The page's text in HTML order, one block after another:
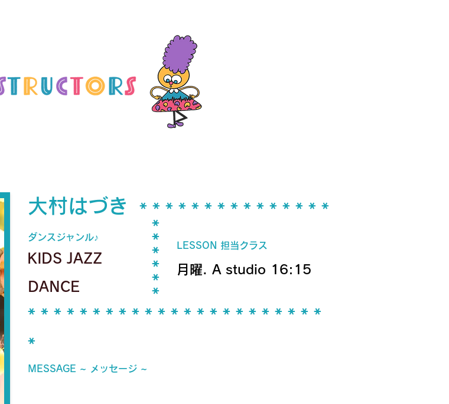
大村はづき
月曜. A studio 16:15
* * * * * * * * * * * * * * *
* * * * * * * * * * * * * * * * * * * * * * *
*
KIDS JAZZ
DANCE
*
*
*
*
*
*
MESSAGE ~ メッセージ ~
ダンスジャンル♪
LESSON 担当クラス